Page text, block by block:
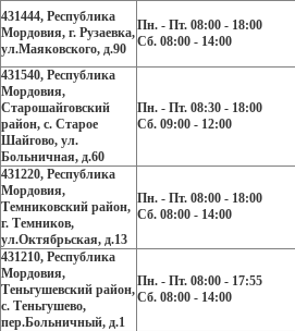
431444, Республика
Мордовия, г. Рузаевка,
ул.Маяковского, д.90
Пн. - Пт. 08:00 - 18:00
Сб. 08:00 - 14:00
431540, Республика
Мордовия,
Старошайговский
район, с. Старое
Шайгово, ул.
Больничная, д.60
Пн. - Пт. 08:30 - 18:00
Сб. 09:00 - 12:00
431220, Республика
Мордовия,
Темниковский район,
г. Темников,
ул.Октябрьская, д.13
Пн. - Пт. 08:00 - 18:00
Сб. 08:00 - 14:00
431210, Республика
Мордовия,
Теньгушевский район,
с. Теньгушево,
пер.Больничный, д.1
Пн. - Пт. 08:00 - 17:55
Сб. 08:00 - 14:00